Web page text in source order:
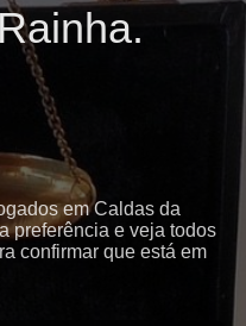
em Caldas da
preferência e veja todos
confirmar que está em